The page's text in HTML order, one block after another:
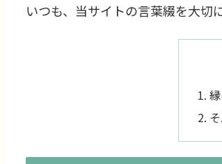
いつも、当サイトの言葉綴を大切